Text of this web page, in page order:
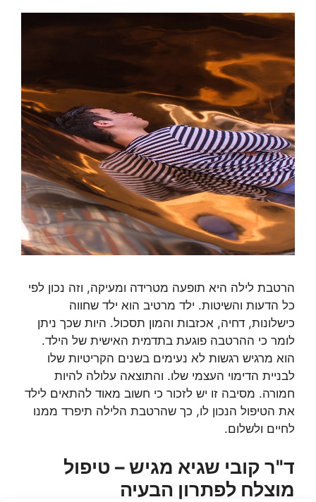
הרטבת לילה היא תופעה מטרידה ומעיקה, וזה נכון לפי
כל הדעות והשיטות. ילד מרטיב הוא ילד שחווה
כישלונות, דחיה, אכזבות והמון תסכול. היות שכך ניתן
לומר כי ההרטבה פוגעת בתדמית האישית של הילד.
הוא מרגיש רגשות לא נעימים בשנים הקריטיות שלו
לבניית הדימוי העצמי שלו. והתוצאה עלולה להיות
חמורה. מסיבה זו יש לזכור כי חשוב מאוד להתאים לילד
את הטיפול הנכון לו, כך שהרטבת הלילה תיפרד ממנו
לחיים ולשלום.
ד"ר קובי שגיא מגיש – טיפול
מוצלח לפתרון הבעיה